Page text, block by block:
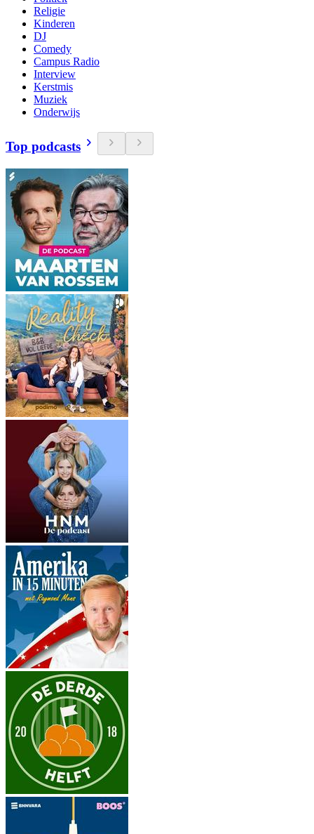
Religie
Kinderen
DJ
Comedy
Campus Radio
Interview
Kerstmis
Muziek
Onderwijs
Top podcasts